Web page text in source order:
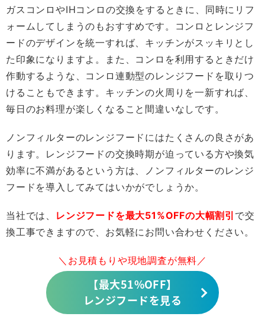
ガスコンロやIHコンロの交換をするときに、同時にリフ
ォームしてしまうのもおすすめです。コンロとレンジフ
ードのデザインを統一すれば、キッチンがスッキリとし
た印象になりますよ。また、コンロを利用するときだけ
作動するような、コンロ連動型のレンジフードを取りつ
けることもできます。キッチンの火周りを一新すれば、
毎日のお料理が楽しくなること間違いなしです。
ノンフィルターのレンジフードにはたくさんの良さがあ
ります。レンジフードの交換時期が迫っている方や換気
効率に不満があるという方は、ノンフィルターのレンジ
フードを導入してみてはいかがでしょうか。
当社では、 レンジフードを最大51%OFFの大幅割引 で交
換工事できますので、お気軽にお問い合わせください。
＼お見積もりや現地調査が無料／
【最大51%OFF】
レンジフードを見る